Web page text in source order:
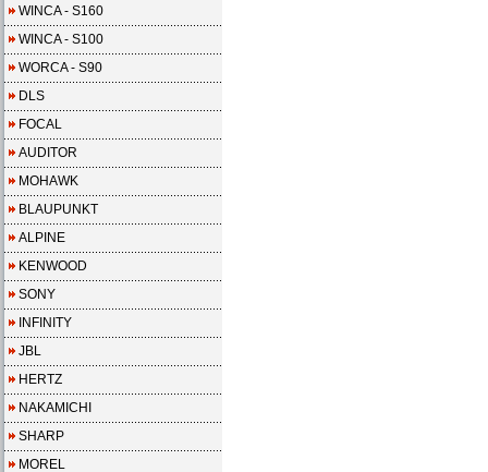
WINCA - S160
WINCA - S100
WORCA - S90
DLS
FOCAL
AUDITOR
MOHAWK
BLAUPUNKT
ALPINE
KENWOOD
SONY
INFINITY
JBL
HERTZ
NAKAMICHI
SHARP
MOREL